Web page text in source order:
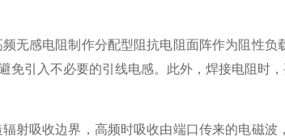
感电阻制作分配型阻抗电阻面阵作为阻性负
引入不必要的引线电感。此外，焊接电阻时，
吸收边界，高频时吸收由端口传来的电磁波